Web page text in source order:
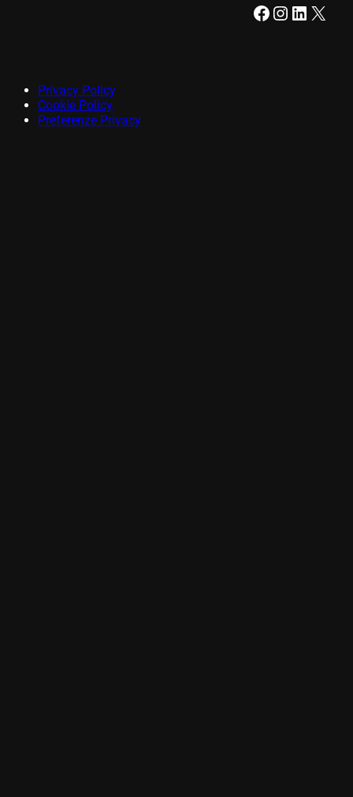
Facebook Instagram LinkedIn X
Privacy Policy
Cookie Policy
Preferenze Privacy